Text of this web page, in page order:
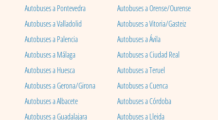
Autobuses a Pontevedra
Autobuses a Orense/Ourense
Autobuses a Valladolid
Autobuses a Vitoria/Gasteiz
Autobuses a Palencia
Autobuses a Ávila
Autobuses a Málaga
Autobuses a Ciudad Real
Autobuses a Huesca
Autobuses a Teruel
Autobuses a Gerona/Girona
Autobuses a Cuenca
Autobuses a Albacete
Autobuses a Córdoba
Autobuses a Guadalajara
Autobuses a Lleida